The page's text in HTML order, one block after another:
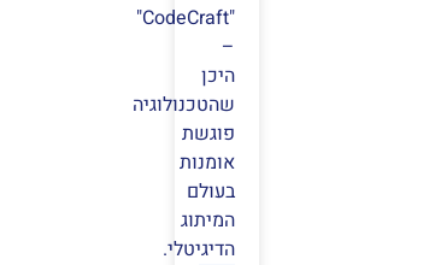
"CodeCraft"
–
היכן
שהטכנולוגיה
פוגשת
אומנות
בעולם
המיתוג
הדיגיטלי.